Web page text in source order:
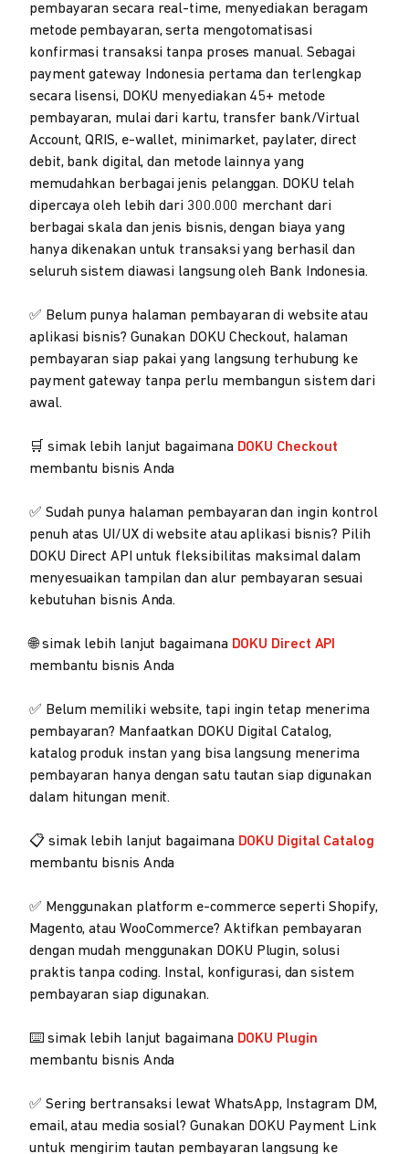
pembayaran secara real-time, menyediakan beragam
metode pembayaran, serta mengotomatisasi
konfirmasi transaksi tanpa proses manual. Sebagai
payment gateway Indonesia pertama dan terlengkap
secara lisensi, DOKU menyediakan 45+ metode
pembayaran, mulai dari kartu, transfer bank/Virtual
Account, QRIS, e-wallet, minimarket, paylater, direct
debit, bank digital, dan metode lainnya yang
memudahkan berbagai jenis pelanggan. DOKU telah
dipercaya oleh lebih dari 300.000 merchant dari
berbagai skala dan jenis bisnis, dengan biaya yang
hanya dikenakan untuk transaksi yang berhasil dan
seluruh sistem diawasi langsung oleh Bank Indonesia.
✅ Belum punya halaman pembayaran di website atau
aplikasi bisnis? Gunakan DOKU Checkout, halaman
pembayaran siap pakai yang langsung terhubung ke
payment gateway tanpa perlu membangun sistem dari
awal.
🛒 simak lebih lanjut bagaimana DOKU Checkout
membantu bisnis Anda
✅ Sudah punya halaman pembayaran dan ingin kontrol
penuh atas UI/UX di website atau aplikasi bisnis? Pilih
DOKU Direct API untuk fleksibilitas maksimal dalam
menyesuaikan tampilan dan alur pembayaran sesuai
kebutuhan bisnis Anda.
🌐 simak lebih lanjut bagaimana DOKU Direct API
membantu bisnis Anda
✅ Belum memiliki website, tapi ingin tetap menerima
pembayaran? Manfaatkan DOKU Digital Catalog,
katalog produk instan yang bisa langsung menerima
pembayaran hanya dengan satu tautan siap digunakan
dalam hitungan menit.
📋 simak lebih lanjut bagaimana DOKU Digital Catalog
membantu bisnis Anda
✅ Menggunakan platform e-commerce seperti Shopify,
Magento, atau WooCommerce? Aktifkan pembayaran
dengan mudah menggunakan DOKU Plugin, solusi
praktis tanpa coding. Instal, konfigurasi, dan sistem
pembayaran siap digunakan.
⌨️ simak lebih lanjut bagaimana DOKU Plugin
membantu bisnis Anda
✅ Sering bertransaksi lewat WhatsApp, Instagram DM,
email, atau media sosial? Gunakan DOKU Payment Link
untuk mengirim tautan pembayaran langsung ke